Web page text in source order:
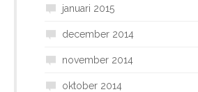
januari 2015
december 2014
november 2014
oktober 2014